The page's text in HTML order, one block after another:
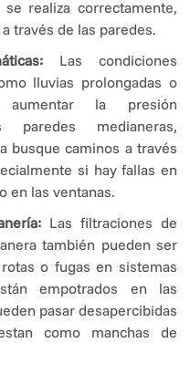
realiza correctamente,
través de las paredes.
Las condiciones
lluvias prolongadas o
aumentar la presión
medianeras,
busque caminos a través
si hay fallas en
en las ventanas.
Las filtraciones de
también pueden ser
o fugas en sistemas
empotrados en las
pasar desapercibidas
como manchas de